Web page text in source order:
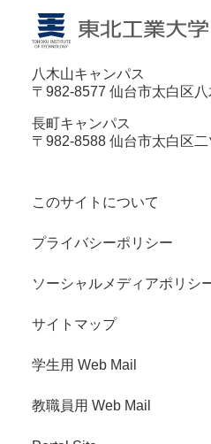
八木山キャンパス
〒982-8577 仙台市太白区
長町キャンパス
〒982-8588 仙台市太白区
このサイトについて
プライバシーポリシー
ソーシャルメディアポリシ
サイトマップ
学生用 Web Mail
教職員用 Web Mail